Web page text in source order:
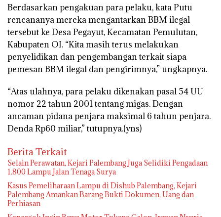
Berdasarkan pengakuan para pelaku, kata Putu
rencananya mereka mengantarkan BBM ilegal
tersebut ke Desa Pegayut, Kecamatan Pemulutan,
Kabupaten OI. “Kita masih terus melakukan
penyelidikan dan pengembangan terkait siapa
pemesan BBM ilegal dan pengirimnya,” ungkapnya.
“Atas ulahnya, para pelaku dikenakan pasal 54 UU
nomor 22 tahun 2001 tentang migas. Dengan
ancaman pidana penjara maksimal 6 tahun penjara.
Denda Rp60 miliar,” tutupnya.(yns)
Berita Terkait
Selain Perawatan, Kejari Palembang Juga Selidiki Pengadaan
1.800 Lampu Jalan Tenaga Surya
Kasus Pemeliharaan Lampu di Dishub Palembang, Kejari
Palembang Amankan Barang Bukti Dokumen, Uang dan
Perhiasan